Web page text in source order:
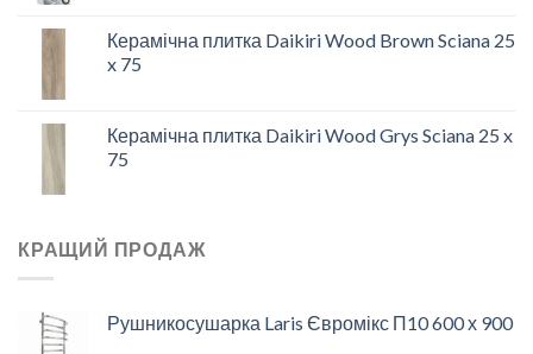
Керамічна плитка Daikiri Wood Brown Sciana 25
x 75
Керамічна плитка Daikiri Wood Grys Sciana 25 x
75
КРАЩИЙ ПРОДАЖ
Рушникосушарка Laris Євромікс П10 600 х 900